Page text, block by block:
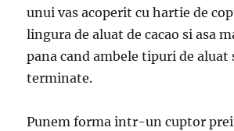
unui vas acoperit cu hartie de
lingura de aluat de cacao si asa
pana cand ambele tipuri de aluat
terminate.
Punem forma intr-un cuptor